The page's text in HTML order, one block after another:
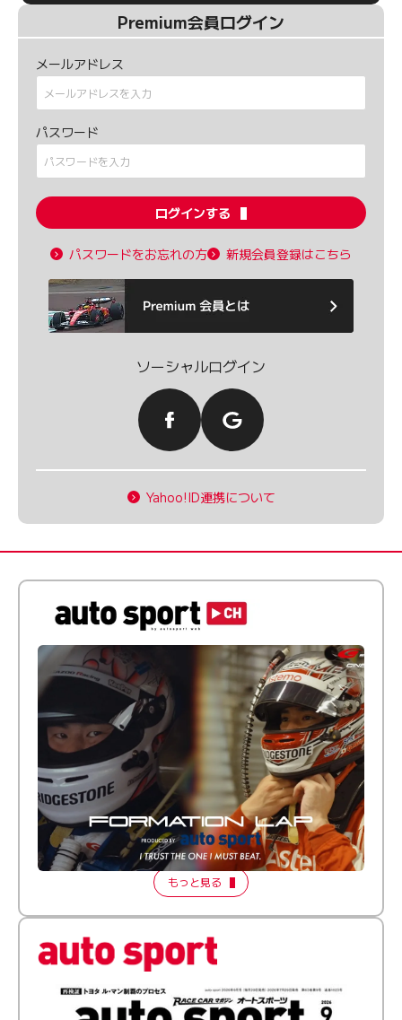
Premium会員ログイン
メールアドレス
パスワード
ログインする
パスワードをお忘れの方 新規会員登録はこちら
ソーシャルログイン
Yahoo!ID連携について
倒す相手を、信じてる。小林利徠斗 × 野村勇斗
【FORMATION LAP Produced by auto sport】
2026 Episode 2
もっと見る